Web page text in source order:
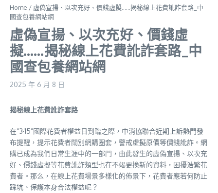
Home / 虛偽宣揚、以次充好、價錢虛擬……揭秘線上花費訛詐套路_中
國查包養網站網
虛偽宣揚、以次充好、價錢虛
擬……揭秘線上花費訛詐套路_中
國查包養網站網
2025 年 6 月 8 日
揭秘線上花費訛詐套路
在“3·15”國際花費者權益日到臨之際，中消協聯合近期上訴熱門發
布提醒，提示花費者闊別網購圈套，警戒虛擬原價等價錢訛詐。網
購已成為我們日常生涯中的一部門，由此發生的虛偽宣揚、以次充
好、價錢虛擬等花費訛詐類型也在不竭更換新的資料，困擾浩繁花
費者。那么，在線上花費場景多樣化的佈景下，花費者應若何防止
踩坑、保護本身合法權益呢？